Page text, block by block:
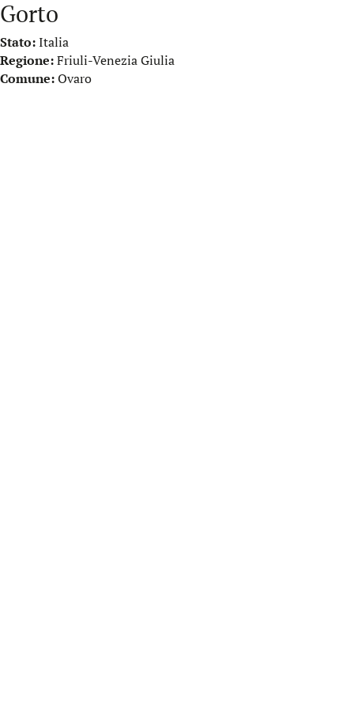
Gorto
Stato:Italia
Regione:Friuli-Venezia Giulia
Comune:Ovaro